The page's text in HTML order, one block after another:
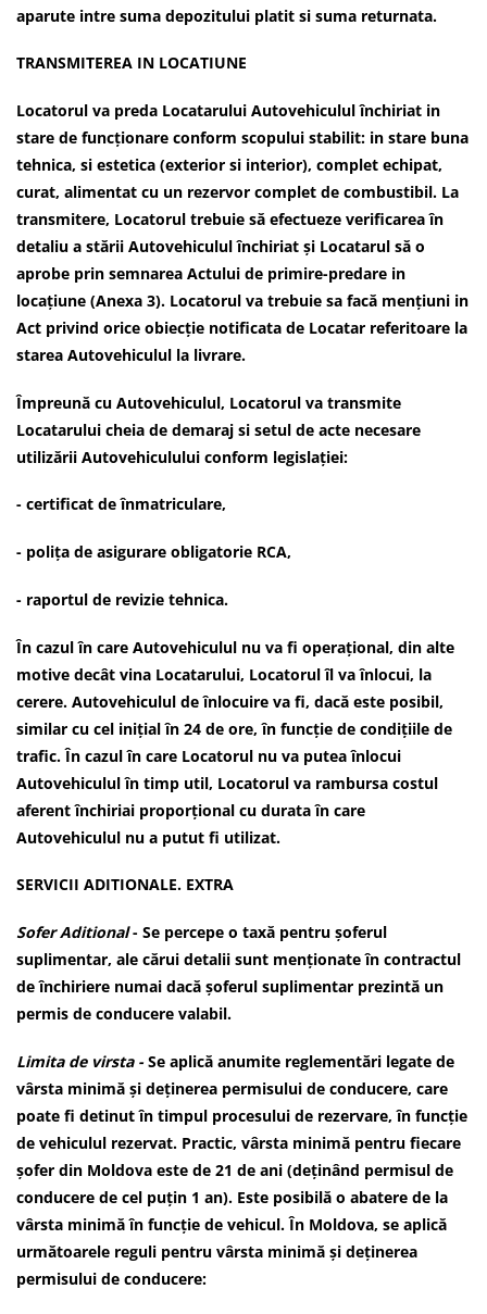
aparute intre suma depozitului platit si suma returnata.
TRANSMITEREA IN LOCATIUNE
Locatorul va preda Locatarului Autovehiculul închiriat in
stare de funcționare conform scopului stabilit: in stare buna
tehnica, si estetica (exterior si interior), complet echipat,
curat, alimentat cu un rezervor complet de combustibil. La
transmitere, Locatorul trebuie să efectueze verificarea în
detaliu a stării Autovehiculul închiriat și Locatarul să o
aprobe prin semnarea Actului de primire-predare in
locațiune (Anexa 3). Locatorul va trebuie sa facă mențiuni in
Act privind orice obiecție notificata de Locatar referitoare la
starea Autovehiculul la livrare.
Împreună cu Autovehiculul, Locatorul va transmite
Locatarului cheia de demaraj si setul de acte necesare
utilizării Autovehiculului conform legislației:
- certificat de înmatriculare,
- polița de asigurare obligatorie RCA,
- raportul de revizie tehnica.
În cazul în care Autovehiculul nu va fi operațional, din alte
motive decât vina Locatarului, Locatorul îl va înlocui, la
cerere. Autovehiculul de înlocuire va fi, dacă este posibil,
similar cu cel inițial în 24 de ore, în funcție de condițiile de
trafic. În cazul în care Locatorul nu va putea înlocui
Autovehiculul în timp util, Locatorul va rambursa costul
aferent închiriai proporțional cu durata în care
Autovehiculul nu a putut fi utilizat.
SERVICII ADITIONALE. EXTRA
Sofer Aditional- Se percepe o taxă pentru șoferul
suplimentar, ale cărui detalii sunt menționate în contractul
de închiriere numai dacă șoferul suplimentar prezintă un
permis de conducere valabil.
Limita de virsta -Se aplică anumite reglementări legate de
vârsta minimă și deținerea permisului de conducere, care
poate fi detinut în timpul procesului de rezervare, în funcție
de vehiculul rezervat. Practic, vârsta minimă pentru fiecare
șofer din Moldova este de 21 de ani (deținând permisul de
conducere de cel puțin 1 an). Este posibilă o abatere de la
vârsta minimă în funcție de vehicul. În Moldova, se aplică
următoarele reguli pentru vârsta minimă și deținerea
permisului de conducere: